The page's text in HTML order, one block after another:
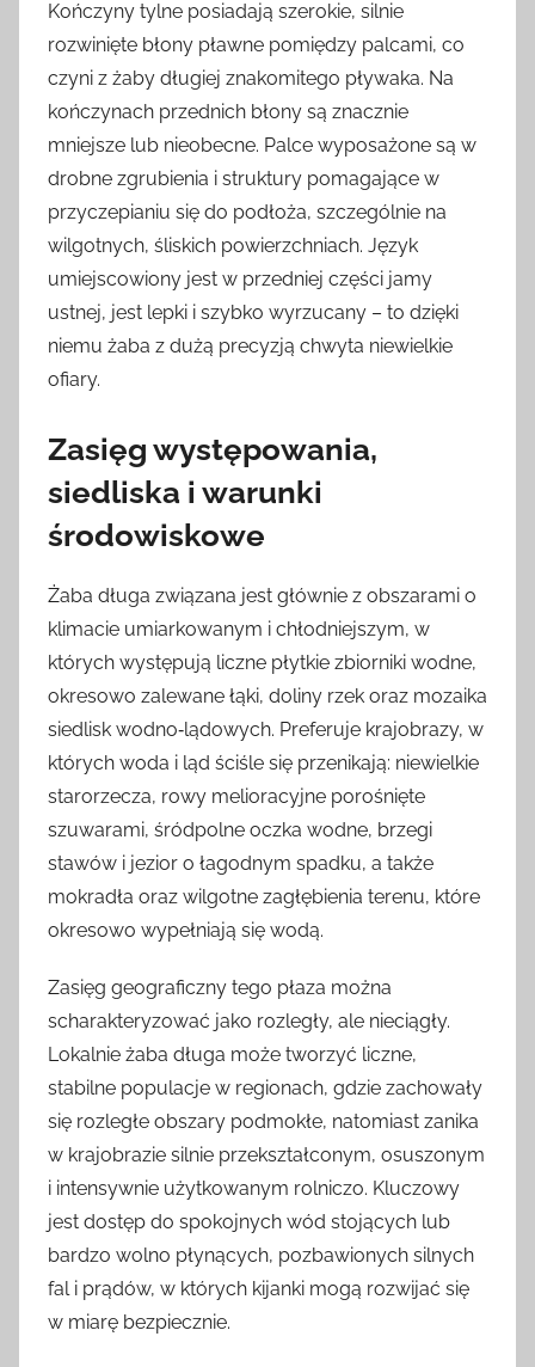
Kończyny tylne posiadają szerokie, silnie
rozwinięte błony pławne pomiędzy palcami, co
czyni z żaby długiej znakomitego pływaka. Na
kończynach przednich błony są znacznie
mniejsze lub nieobecne. Palce wyposażone są w
drobne zgrubienia i struktury pomagające w
przyczepianiu się do podłoża, szczególnie na
wilgotnych, śliskich powierzchniach. Język
umiejscowiony jest w przedniej części jamy
ustnej, jest lepki i szybko wyrzucany – to dzięki
niemu żaba z dużą precyzją chwyta niewielkie
ofiary.
Zasięg występowania,
siedliska i warunki
środowiskowe
Żaba długa związana jest głównie z obszarami o
klimacie umiarkowanym i chłodniejszym, w
których występują liczne płytkie zbiorniki wodne,
okresowo zalewane łąki, doliny rzek oraz mozaika
siedlisk wodno‑lądowych. Preferuje krajobrazy, w
których woda i ląd ściśle się przenikają: niewielkie
starorzecza, rowy melioracyjne porośnięte
szuwarami, śródpolne oczka wodne, brzegi
stawów i jezior o łagodnym spadku, a także
mokradła oraz wilgotne zagłębienia terenu, które
okresowo wypełniają się wodą.
Zasięg geograficzny tego płaza można
scharakteryzować jako rozległy, ale nieciągły.
Lokalnie żaba długa może tworzyć liczne,
stabilne populacje w regionach, gdzie zachowały
się rozległe obszary podmokłe, natomiast zanika
w krajobrazie silnie przekształconym, osuszonym
i intensywnie użytkowanym rolniczo. Kluczowy
jest dostęp do spokojnych wód stojących lub
bardzo wolno płynących, pozbawionych silnych
fal i prądów, w których kijanki mogą rozwijać się
w miarę bezpiecznie.